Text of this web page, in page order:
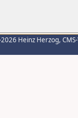
Heinz Herzog,